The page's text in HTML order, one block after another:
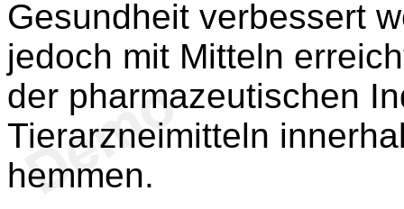
Gesundheit verbessert
jedoch mit Mitteln
der pharmazeutischen
Tierarzneimitteln
hemmen.